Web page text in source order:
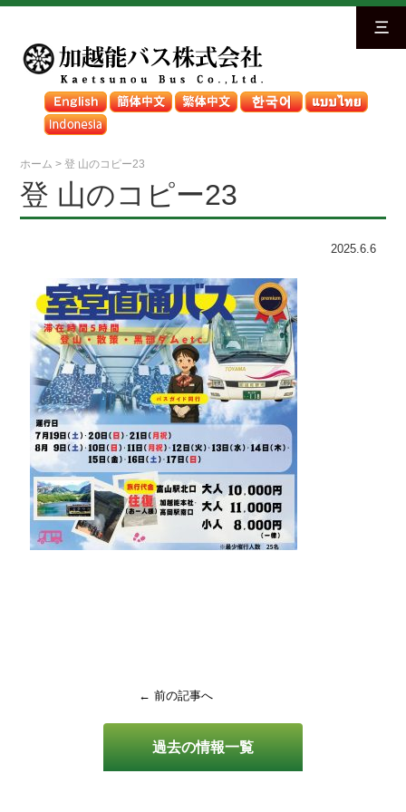
三
ホーム >登 山のコピー23
過去の情報一覧
登 山のコピー23
2025.6.6
← 前の記事へ